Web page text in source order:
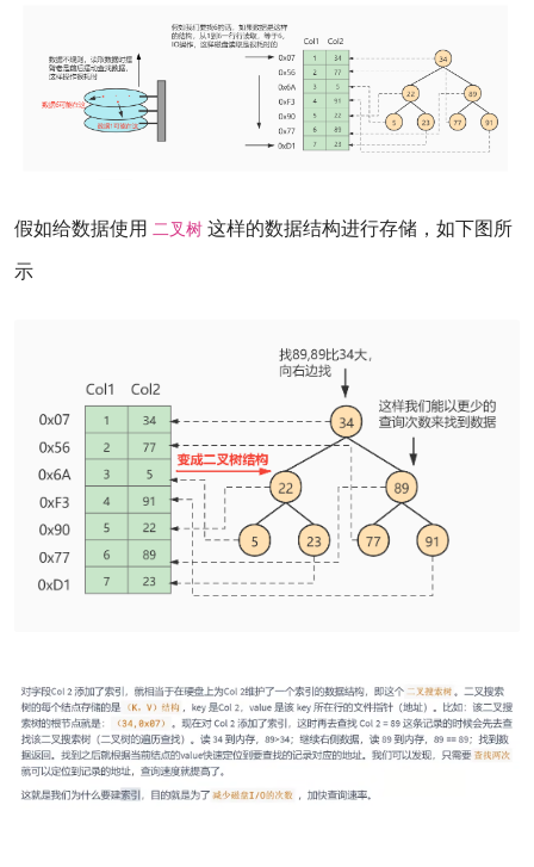
假如给数据使用 二叉树 这样的数据结构进行存储，如下图所
示